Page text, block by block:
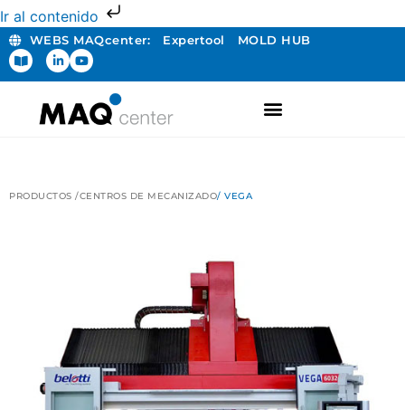
Ir al contenido
WEBS MAQcenter: Expertool MOLD HUB
PRODUCTOS /CENTROS DE MECANIZADO/ VEGA